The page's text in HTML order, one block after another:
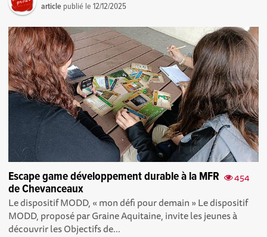
article publié le12/12/2025
454
Escape game développement durable à la MFR
de Chevanceaux
Le dispositif MODD, « mon défi pour demain » Le dispositif
MODD, proposé par Graine Aquitaine, invite les jeunes à
découvrir les Objectifs de...